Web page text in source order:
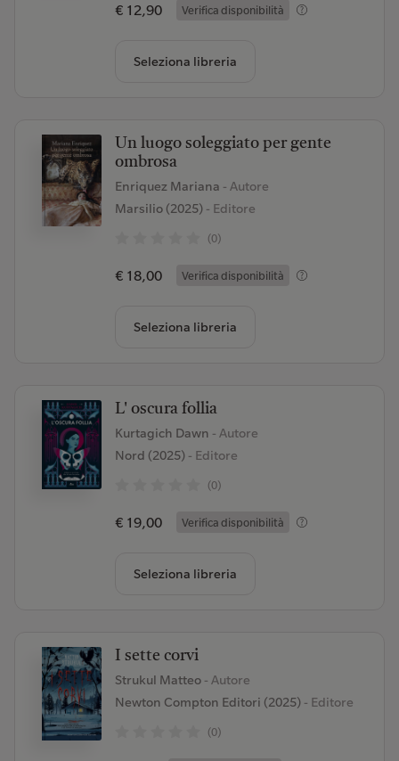
€ 12,90 Verifica disponibilità
Seleziona libreria
Un luogo soleggiato per gente
ombrosa
Enriquez Mariana - Autore
Marsilio (2025)- Editore
(0)
€ 18,00 Verifica disponibilità
Seleziona libreria
L' oscura follia
Kurtagich Dawn - Autore
Nord (2025)- Editore
(0)
€ 19,00 Verifica disponibilità
Seleziona libreria
I sette corvi
Strukul Matteo - Autore
Newton Compton Editori (2025)- Editore
(0)